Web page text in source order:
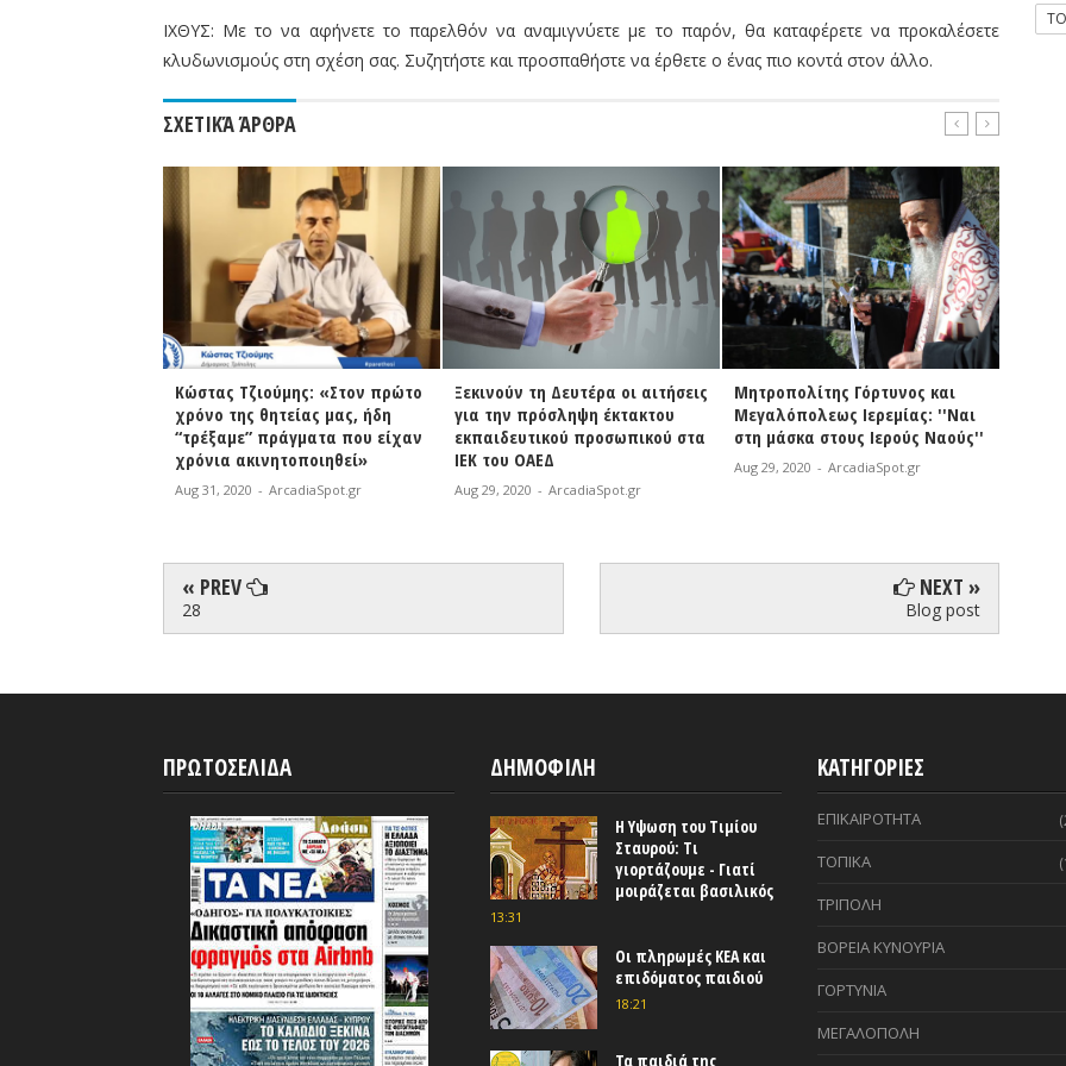
ΙΧΘΥΣ: Με το να αφήνετε το παρελθόν να αναμιγνύετε με το παρόν, θα καταφέρετε να προκαλέσετε
κλυδωνισμούς στη σχέση σας. Συζητήστε και προσπαθήστε να έρθετε ο ένας πιο κοντά στον άλλο.
ΣΧΕΤΙΚΆ ΆΡΘΡΑ
Ξεκινούν τη Δευτέρα οι αιτήσεις
για την πρόσληψη έκτακτου
εκπαιδευτικού προσωπικού στα
ΙΕΚ του ΟΑΕΔ
Aug 29, 2020 - ArcadiaSpot.gr
Μητροπολίτης Γόρτυνος και
Μεγαλόπολεως Ιερεμίας: ''Ναι
στη μάσκα στους Ιερούς Ναούς''
Aug 29, 2020 - ArcadiaSpot.gr
Βλάσης | «Αυτός που
αγωνίζεται μπορεί να χάσει,
όμως αυτός που δεν αγωνίζεται
έχει ήδη χάσει»
« PREV
28
NEXT »
Blog post
ΠΡΩΤΟΣΕΛΙΔΑ ΔΗΜΟΦΙΛΗ
Η Υψωση του Τιμίου
Σταυρού: Τι
γιορτάζουμε - Γιατί
μοιράζεται βασιλικός
13:31
Οι πληρωμές ΚΕΑ και
επιδόματος παιδιού
18:21
Τα παιδιά της
ΚΑΤΗΓΟΡΙΕΣ
ΕΠΙΚΑΙΡΟΤΗΤΑ
ΤΟΠΙΚΑ
ΤΡΙΠΟΛΗ
ΒΟΡΕΙΑ ΚΥΝΟΥΡΙΑ
ΓΟΡΤΥΝΙΑ
ΜΕΓΑΛΟΠΟΛΗ